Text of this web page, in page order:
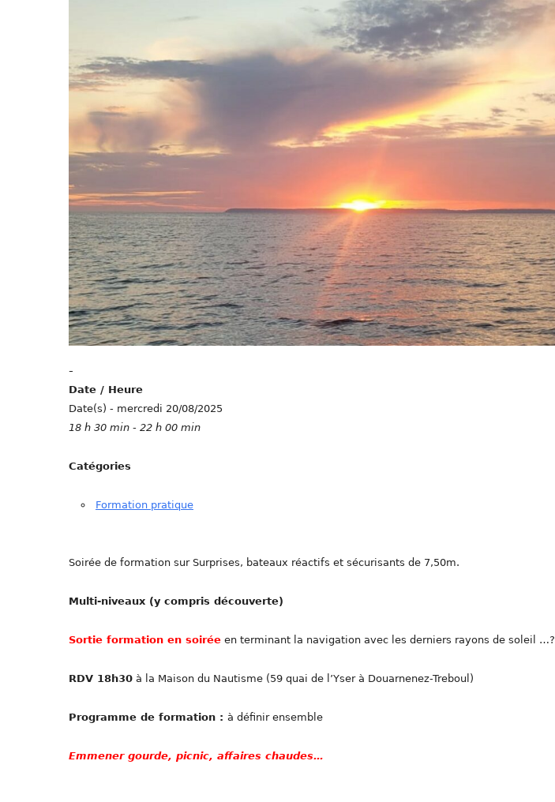
-
Date / Heure
Date(s) - mercredi 20/08/2025
18 h 30 min - 22 h 00 min
Catégories
Formation pratique
Soirée de formation sur Surprises, bateaux réactifs et sécurisants de 7,50m.
Multi-niveaux (y compris découverte)
Sortie formation en soirée en terminant la navigation avec les derniers rayons de soleil …?
RDV 18h30 à la Maison du Nautisme (59 quai de l’Yser à Douarnenez-Treboul)
Programme de formation : à définir ensemble
Emmener gourde, picnic, affaires chaudes…